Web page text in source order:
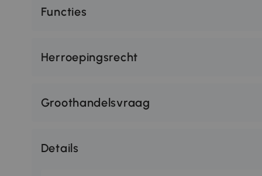
Functies
Herroepingsrecht
Groothandelsvraag
Details